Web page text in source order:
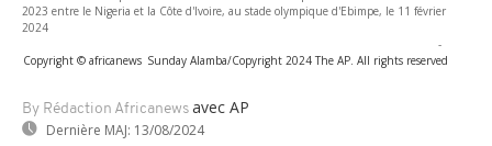
2023 entre le Nigeria et la Côte d'Ivoire, au stade olympique d'Ebimpe, le 11 février
2024
-
Copyright © africanews Sunday Alamba/Copyright 2024 The AP. All rights reserved
By Rédaction Africanews avec AP
Dernière MAJ: 13/08/2024